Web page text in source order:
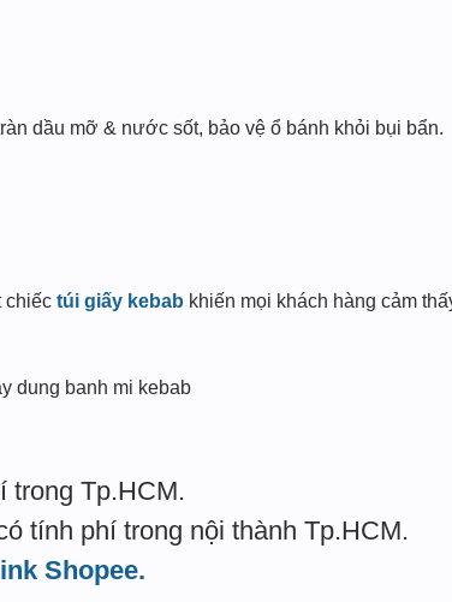
dầu mỡ & nước sốt, bảo vệ ổ bánh khỏi bụi bẩn.
chiếc túi giấy kebab khiến mọi khách hàng cảm
dung banh mi kebab
trong Tp.HCM.
tính phí trong nội thành Tp.HCM.
Shopee.